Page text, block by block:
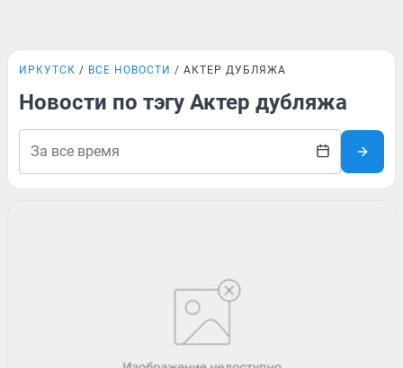
ИРКУТСК ВСЕ НОВОСТИ АКТЕР ДУБЛЯЖА
Новости по тэгу Актер дубляжа